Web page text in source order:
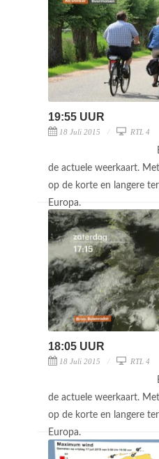
19:55 UUR
18 Juli 2015 RTL 4
de actuele weerkaart.
op de korte en langere
Europa.
18:05 UUR
18 Juli 2015 RTL 4
de actuele weerkaart.
op de korte en langere
Europa.